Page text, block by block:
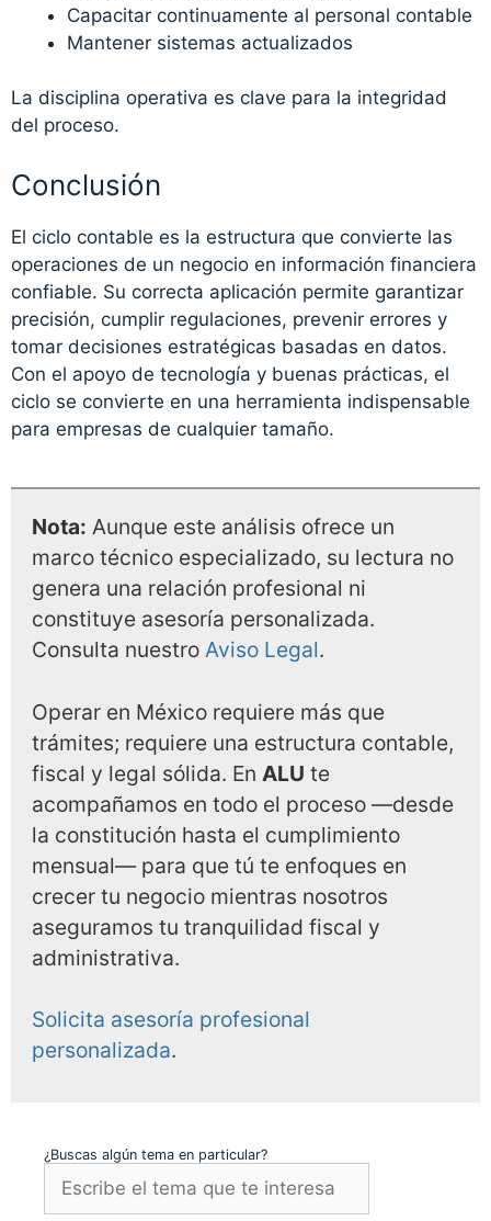
Capacitar continuamente al personal contable
Mantener sistemas actualizados
La disciplina operativa es clave para la integridad
del proceso.
Conclusión
El ciclo contable es la estructura que convierte las
operaciones de un negocio en información financiera
confiable. Su correcta aplicación permite garantizar
precisión, cumplir regulaciones, prevenir errores y
tomar decisiones estratégicas basadas en datos.
Con el apoyo de tecnología y buenas prácticas, el
ciclo se convierte en una herramienta indispensable
para empresas de cualquier tamaño.
Nota: Aunque este análisis ofrece un
marco técnico especializado, su lectura no
genera una relación profesional ni
constituye asesoría personalizada.
Consulta nuestroAviso Legal.
Operar en México requiere más que
trámites; requiere una estructura contable,
fiscal y legal sólida. En ALU te
acompañamos en todo el proceso —desde
la constitución hasta el cumplimiento
mensual— para que tú te enfoques en
crecer tu negocio mientras nosotros
aseguramos tu tranquilidad fiscal y
administrativa.
Solicita asesoría profesional
personalizada.
¿Buscas algún tema en particular?